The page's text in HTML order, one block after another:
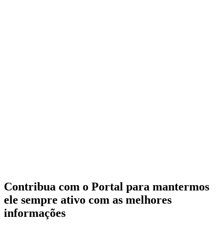
Contribua com o Portal para mantermos
ele sempre ativo com as melhores
informações